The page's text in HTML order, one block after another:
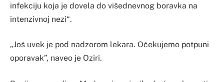
infekciju koja je dovela do višednevnog boravka na
intenzivnoj nezi“.
„Još uvek je pod nadzorom lekara. Očekujemo potpuni
oporavak”, naveo je Oziri.